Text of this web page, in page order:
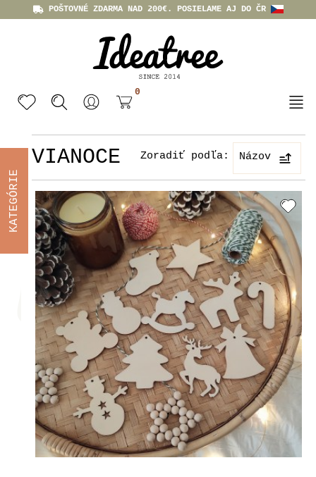
POŠTOVNÉ ZDARMA NAD 200€. POSIELAME AJ DO ČR
0
VIANOCE Zoradiť podľa: Názov
KATEGÓRIE